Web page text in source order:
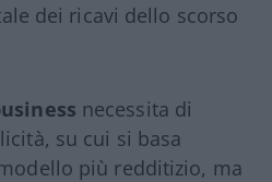
dei ricavi dello scorso
necessita di
su cui si basa
più redditizio, ma